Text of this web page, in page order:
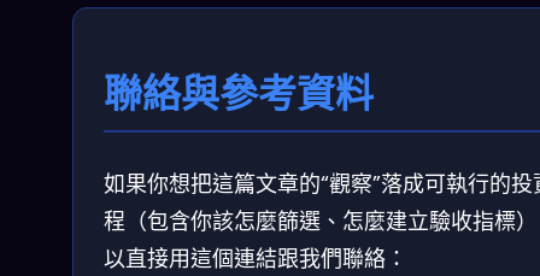
聯絡與參考資料
如果你想把這篇文章的“觀察”落成可執行的投
程（包含你該怎麼篩選、怎麼建立驗收指標
以直接用這個連結跟我們聯絡：